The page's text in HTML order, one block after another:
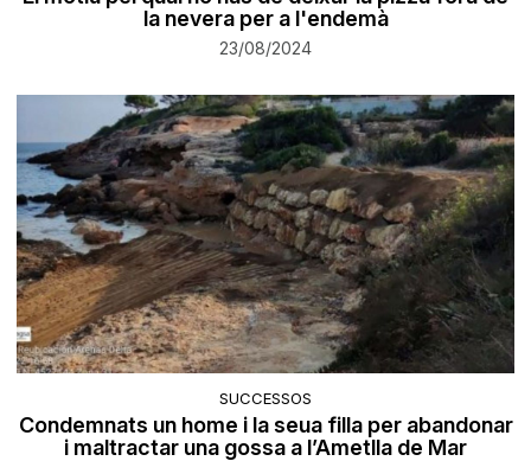
la nevera per a l'endemà
23/08/2024
SUCCESSOS
Condemnats un home i la seua filla per abandonar
i maltractar una gossa a l’Ametlla de Mar